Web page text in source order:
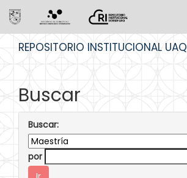
REPOSITORIO INSTITUCIONAL UAQ
Buscar
Buscar:
por